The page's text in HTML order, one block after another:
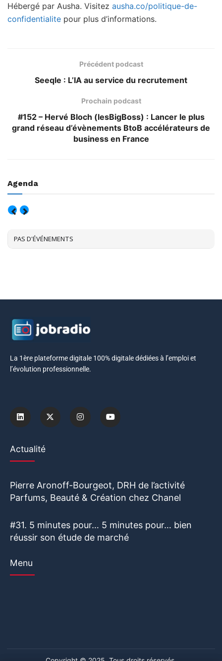
Hébergé par Ausha. Visitez ausha.co/politique-de-
confidentialite pour plus d’informations.
Précédent podcast
Seeqle : L’IA au service du recrutement
Prochain podcast
#152 – Hervé Bloch (lesBigBoss) : Lancer le plus
grand réseau d’évènements BtoB accélérateurs de
business en France
Agenda
PAS D'ÉVÉNEMENTS
La 1ère plateforme digitale 100% digitale dédiées à l’emploi et
l’évolution professionnelle.
Actualité
Pierre Aronoff-Bourgeot, DRH de l’activité
Parfums, Beauté & Création chez Chanel
#31. 5 minutes pour… 5 minutes pour… bien
réussir son étude de marché
Menu